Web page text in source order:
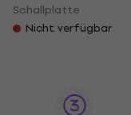
Schallplatte
Nicht verfügbar